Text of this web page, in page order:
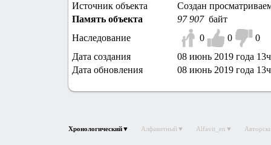
Источник объекта
Создан
Память объекта
97 907 байт
Наследование
0 0
0
Дата создания
08 июнь 2019 года
Дата обновления
08 июнь 2019 года
Хронологический▼ Алфавитный▼ Alfavit_en▼